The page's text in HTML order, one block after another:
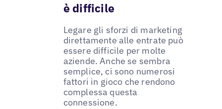
è difficile
Legare gli sforzi di marketing
direttamente alle entrate può
essere difficile per molte
aziende. Anche se sembra
semplice, ci sono numerosi
fattori in gioco che rendono
complessa questa
connessione.